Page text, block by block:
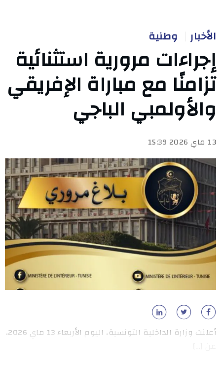
الأخبار وطنية
إجراءات مرورية استثنائية
تزامنًا مع مباراة الإفريقي
والأولمبي الباجي
13 ماي 2026 15:39
أعلنت وزارة الداخلية التونسية، اليوم الأربعاء 13 ماي 2026،